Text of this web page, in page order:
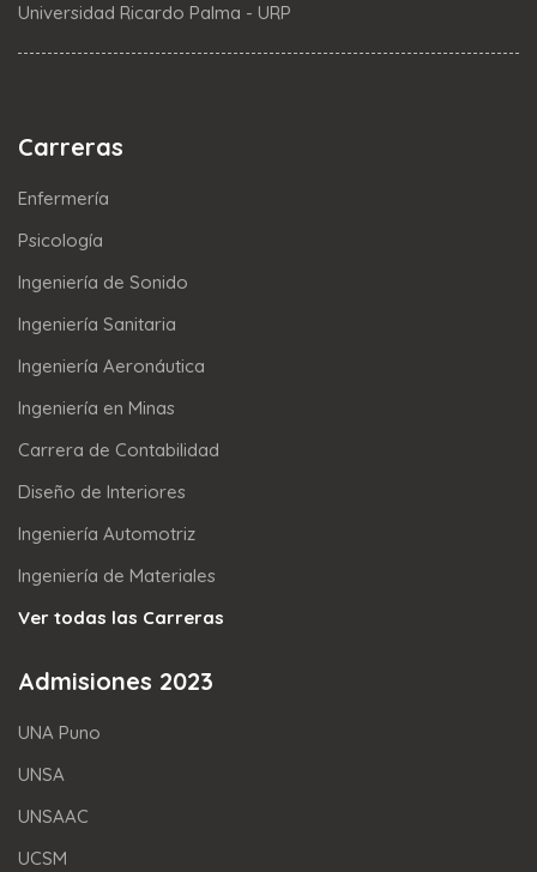
Universidad Ricardo Palma - URP
Carreras
Enfermería
Psicología
Ingeniería de Sonido
Ingeniería Sanitaria
Ingeniería Aeronáutica
Ingeniería en Minas
Carrera de Contabilidad
Diseño de Interiores
Ingeniería Automotriz
Ingeniería de Materiales
Ver todas las Carreras
Admisiones 2023
UNA Puno
UNSA
UNSAAC
UCSM